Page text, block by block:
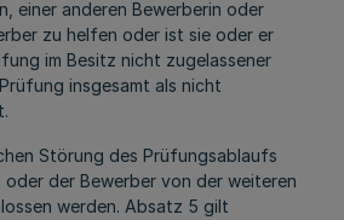
einer anderen Bewerberin oder
zu helfen oder ist sie oder er
im Besitz nicht zugelassener
insgesamt als nicht
Störung des Prüfungsablaufs
oder der Bewerber von der weiteren
werden. Absatz 5 gilt